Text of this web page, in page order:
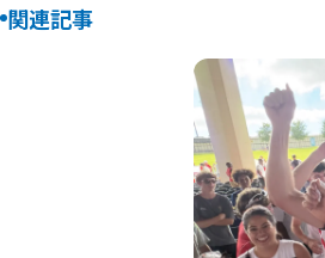
関連記事